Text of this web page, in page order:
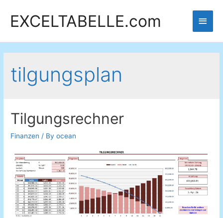
EXCELTABELLE.com
Main
tilgungsplan
Tilgungsrechner
Finanzen / Byocean